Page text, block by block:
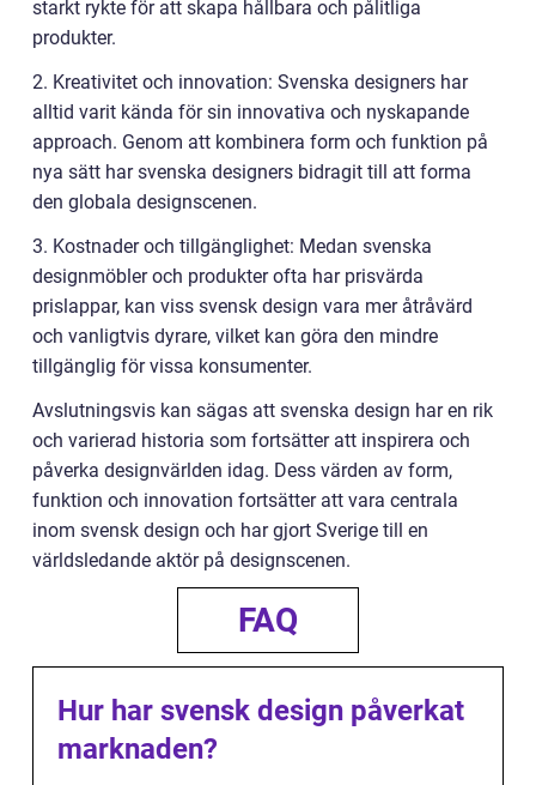
starkt rykte för att skapa hållbara och pålitliga
produkter.
2. Kreativitet och innovation: Svenska designers har
alltid varit kända för sin innovativa och nyskapande
approach. Genom att kombinera form och funktion på
nya sätt har svenska designers bidragit till att forma
den globala designscenen.
3. Kostnader och tillgänglighet: Medan svenska
designmöbler och produkter ofta har prisvärda
prislappar, kan viss svensk design vara mer åtråvärd
och vanligtvis dyrare, vilket kan göra den mindre
tillgänglig för vissa konsumenter.
Avslutningsvis kan sägas att svenska design har en rik
och varierad historia som fortsätter att inspirera och
påverka designvärlden idag. Dess värden av form,
funktion och innovation fortsätter att vara centrala
inom svensk design och har gjort Sverige till en
världsledande aktör på designscenen.
FAQ
Hur har svensk design påverkat
marknaden?